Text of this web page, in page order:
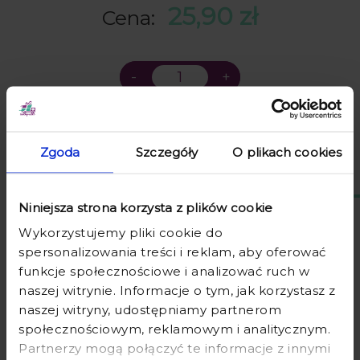
Zgoda Szczegóły O plikach cookies
Niniejsza strona korzysta z plików cookie
Wykorzystujemy pliki cookie do
spersonalizowania treści i reklam, aby oferować
funkcje społecznościowe i analizować ruch w
naszej witrynie. Informacje o tym, jak korzystasz z
naszej witryny, udostępniamy partnerom
społecznościowym, reklamowym i analitycznym.
Partnerzy mogą połączyć te informacje z innymi
Cena: 25,90 zł
Opinie o produkcie (0)
Dostawa
GRA DOMINO Z GRAWEREM - ZABAWNY
PREZENT Z OKAZJI MIKOŁAJEK W SZKOLE